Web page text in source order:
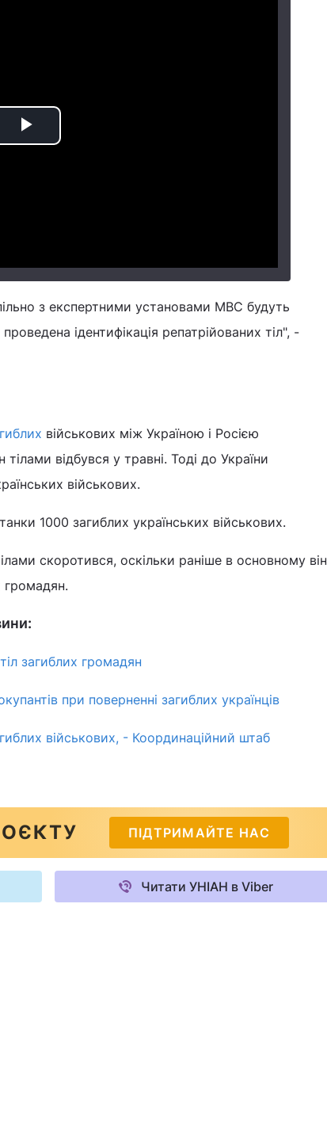
Play
з експертними установами МВС будуть
ідентифікація репатрійованих тіл", -
військових між Україною і Росією
відбувся у травні. Тоді до України
військових.
1000 загиблих українських військових.
скоротився, оскільки раніше в основному він
громадян.
загиблих громадян
при поверненні загиблих українців
військових, - Координаційний штаб
ПІДТРИМАЙТЕ НАС
Читати УНІАН в Viber